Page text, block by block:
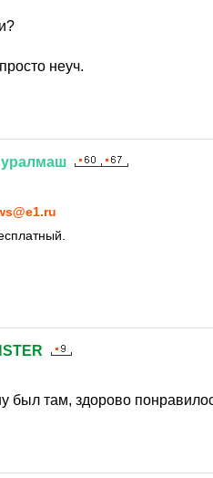
неуч.
уралмаш
был там, здорово